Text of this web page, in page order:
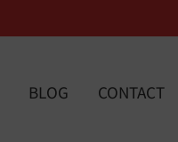
BLOG CONTACT